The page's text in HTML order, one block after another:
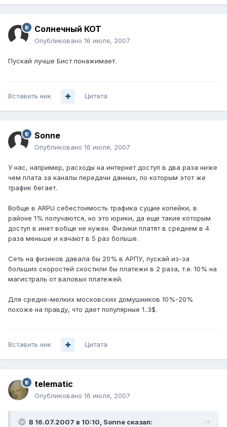
Солнечный КОТ
Опубликовано 16 июля, 2007
Пускай лучше Бист понажимает.
Вставить ник Цитата
Sonne
Опубликовано 16 июля, 2007
У нас, например, расходы на интернет доступ в два раза ниже
чем плата за каналы передачи данных, по которым этот же
трафик бегает.
Вобще в ARPU себестоимость трафика сущие копейки, в
районе 1% получаются, но это юрики, да еще такие которым
доступ в инет вобще не нужен. Физики платят в среднем в 4
раза меньше и качают в 5 раз больше.
Сеть на физиков давала бы 20% в АРПУ, пускай из-за
больших скоростей скостили бы платежи в 2 раза, т.е. 10% на
магистраль от валовых платежей.
Для средне-мелких московских домушников 10%-20%
похоже на правду, что дает популярные 1..3$.
Вставить ник Цитата
telematic
Опубликовано 16 июля, 2007
В 16.07.2007 в 10:10, Sonne сказал: